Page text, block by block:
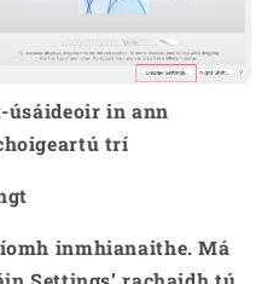
úsáideoir in ann
trí
inmhianaithe. Má